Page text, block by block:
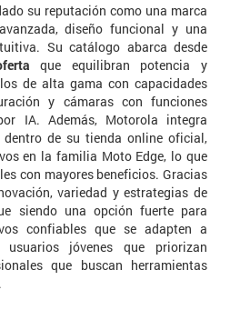
su reputación como una marca
diseño funcional y una
Su catálogo abarca desde
que equilibran potencia y
de alta gama con capacidades
y cámaras con funciones
IA. Además, Motorola integra
dentro de su tienda online oficial,
en la familia Moto Edge, lo que
con mayores beneficios. Gracias
variedad y estrategias de
siendo una opción fuerte para
confiables que se adapten a
jóvenes que priorizan
que buscan herramientas